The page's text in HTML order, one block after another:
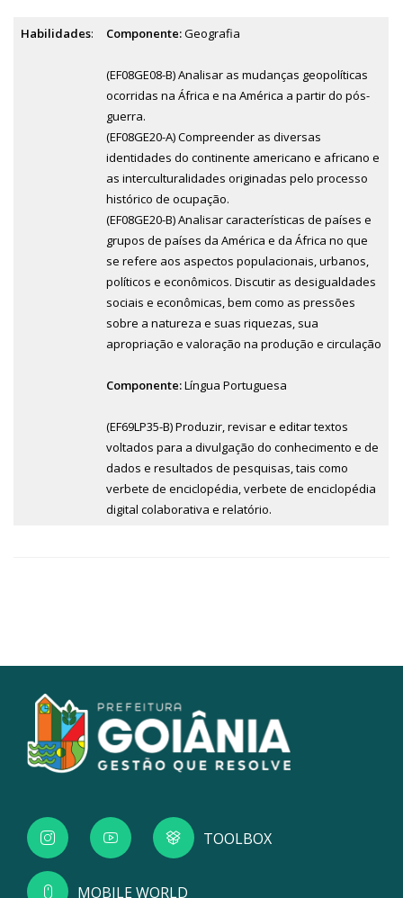
Habilidades: Componente:Geografia
(EF08GE08-B) Analisar as mudanças geopolíticas
ocorridas na África e na América a partir do pós-
guerra.
(EF08GE20-A) Compreender as diversas
identidades do continente americano e africano e
as interculturalidades originadas pelo processo
histórico de ocupação.
(EF08GE20-B) Analisar características de países e
grupos de países da América e da África no que
se refere aos aspectos populacionais, urbanos,
políticos e econômicos. Discutir as desigualdades
sociais e econômicas, bem como as pressões
sobre a natureza e suas riquezas, sua
apropriação e valoração na produção e circulação
Componente:Língua Portuguesa
(EF69LP35-B) Produzir, revisar e editar textos
voltados para a divulgação do conhecimento e de
dados e resultados de pesquisas, tais como
verbete de enciclopédia, verbete de enciclopédia
digital colaborativa e relatório.
TOOLBOX
MOBILE WORLD